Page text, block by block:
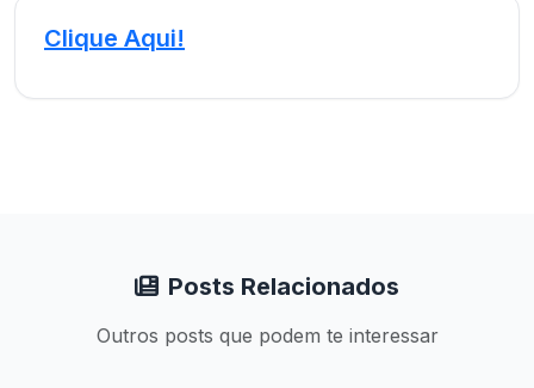
Clique Aqui!
Posts Relacionados
Outros posts que podem te interessar